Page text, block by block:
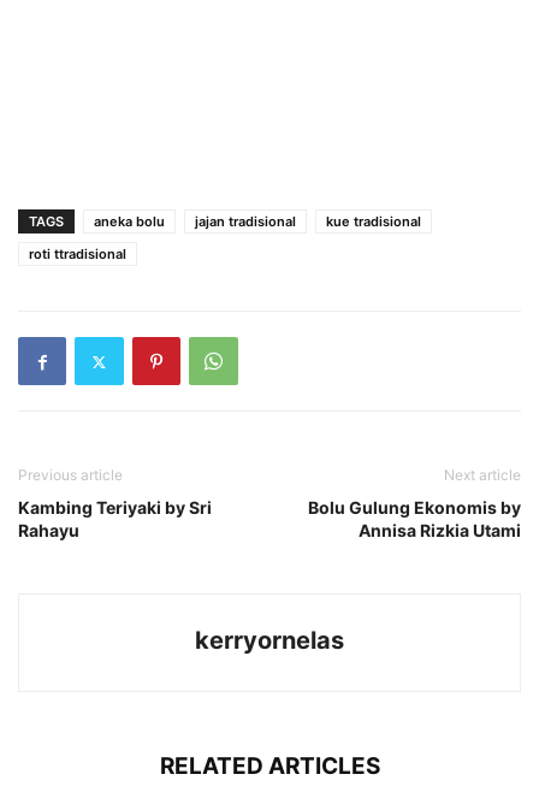
TAGS aneka bolu jajan tradisional
kue tradisional
roti ttradisional
Previous article
Kambing Teriyaki by Sri
Rahayu
Next article
Bolu Gulung Ekonomis by
Annisa Rizkia Utami
kerryornelas
RELATED ARTICLES